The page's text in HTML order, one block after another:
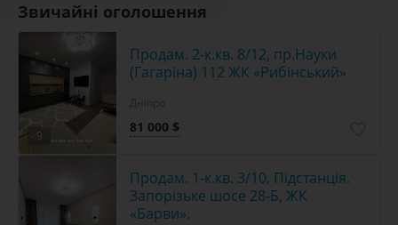
Звичайні оголошення
9
Продам. 2-к.кв. 8/12, пр.Науки
(Гагаріна) 112 ЖК «Рибінський»
81 000 $
Продам. 1-к.кв. 3/10, Підстанція.
Запорізьке шосе 28-Б, ЖК
«Барви».